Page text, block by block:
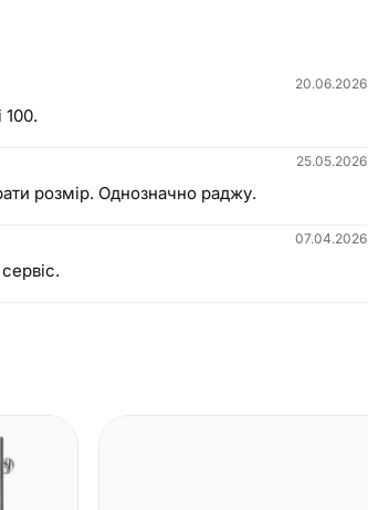
20.06.2026
100.
25.05.2026
розмір. Однозначно раджу.
07.04.2026